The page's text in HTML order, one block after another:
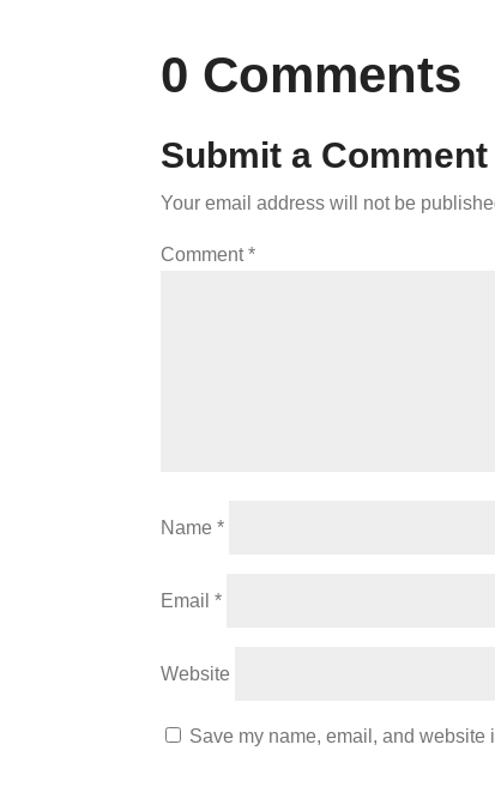
0 Comments
Submit a Comment
Your email address will not be
Comment*
Name*
Email*
Website
Save my name, email, and website